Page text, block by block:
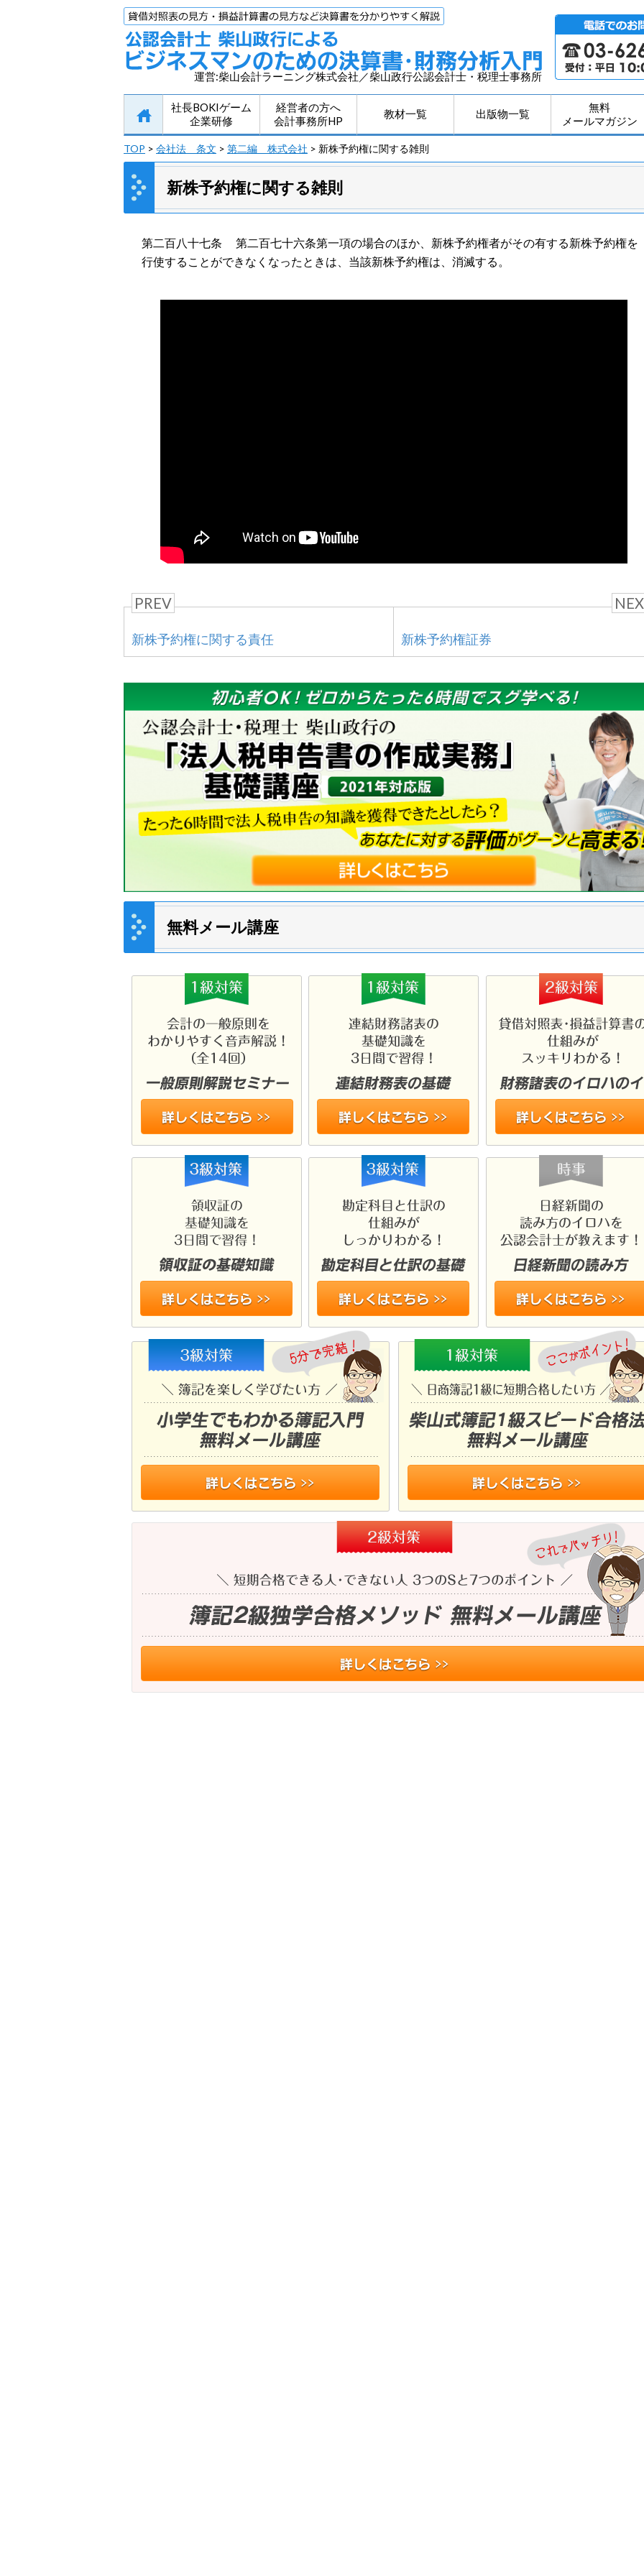
運営:柴山会計ラーニング株式会社／柴山政行公認会計士・税理士事務所
社長BOKIゲーム
企業研修
経営者の方へ
会計事務所HP
教材一覧 出版物一覧
無料
メールマガジン
TOP > 会社法 条文 > 第二編 株式会社 > 新株予約権に関する雑則
新株予約権に関する雑則
第二百八十七条 第二百七十六条第一項の場合のほか、新株予約権者がその有する新株予約権を
行使することができなくなったときは、当該新株予約権は、消滅する。
PREV
新株予約権に関する責任 新株予約権証券
無料メール講座